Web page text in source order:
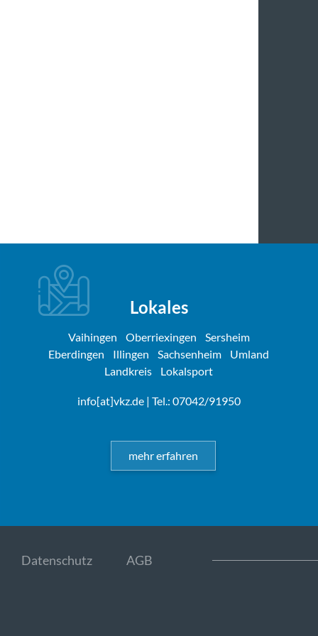
Lokales
Vaihingen Oberriexingen
Sersheim
Eberdingen
Illingen Sachsenheim
Umland
Landkreis
Lokalsport
info[at]vkz.de| Tel.: 07042/91950
mehr erfahren
Datenschutz AGB